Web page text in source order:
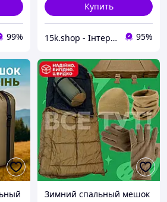
99%
Купить
15k.shop - Інтернет магазин для туризму, відпочинку та спорядження ! 95%
Зимний спальный мешок